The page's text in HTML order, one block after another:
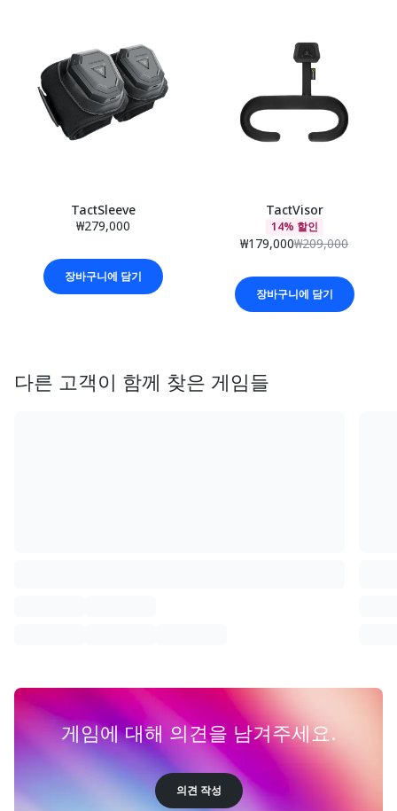
TactSleeve
₩279,000
장바구니에 담기
TactVisor
14% 할인
₩179,000₩209,000
장바구니에 담기
다른 고객이 함께 찾은 게임들
게임에 대해 의견을 남겨주세요.
의견 작성